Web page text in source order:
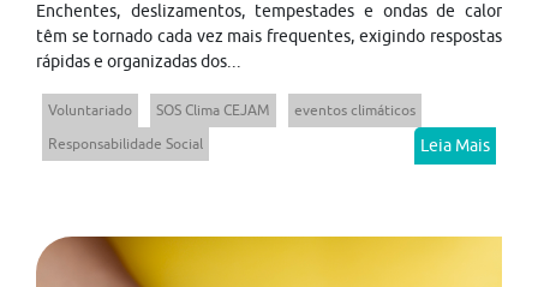
Enchentes, deslizamentos, tempestades e ondas de calor
têm se tornado cada vez mais frequentes, exigindo respostas
rápidas e organizadas dos...
Voluntariado SOS Clima CEJAM
eventos climáticos
Responsabilidade Social
Leia Mais